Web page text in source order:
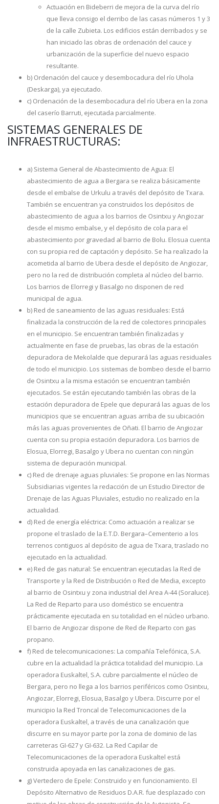
Actuación en Bideberri de mejora de la curva del río
que lleva consigo el derribo de las casas números 1 y 3
de la calle Zubieta. Los edificios están derribados y se
han iniciado las obras de ordenación del cauce y
urbanización de la superficie del nuevo espacio
resultante.
b) Ordenación del cauce y desembocadura del río Uhola
(Deskarga), ya ejecutado.
c) Ordenación de la desembocadura del río Ubera en la zona
del caserío Barruti, ejecutada parcialmente.
SISTEMAS GENERALES DE
INFRAESTRUCTURAS:
a) Sistema General de Abastecimiento de Agua: El
abastecimiento de agua a Bergara se realiza básicamente
desde el embalse de Urkulu a través del depósito de Txara.
También se encuentran ya construidos los depósitos de
abastecimiento de agua a los barrios de Osintxu y Angiozar
desde el mismo embalse, y el depósito de cola para el
abastecimiento por gravedad al barrio de Bolu. Elosua cuenta
con su propia red de captación y depósito. Se ha realizado la
acometida al barrio de Ubera desde el depósito de Angiozar,
pero no la red de distribución completa al núcleo del barrio.
Los barrios de Elorregi y Basalgo no disponen de red
municipal de agua.
b) Red de saneamiento de las aguas residuales: Está
finalizada la construcción de la red de colectores principales
en el municipio. Se encuentran también finalizadas y
actualmente en fase de pruebas, las obras de la estación
depuradora de Mekolalde que depurará las aguas residuales
de todo el municipio. Los sistemas de bombeo desde el barrio
de Osintxu a la misma estación se encuentran también
ejecutados. Se están ejecutando también las obras de la
estación depuradora de Epele que depurará las aguas de los
municipios que se encuentran aguas arriba de su ubicación
más las aguas provenientes de Oñati. El barrio de Angiozar
cuenta con su propia estación depuradora. Los barrios de
Elosua, Elorregi, Basalgo y Ubera no cuentan con ningún
sistema de depuración municipal.
c) Red de drenaje aguas pluviales: Se propone en las Normas
Subsidiarias vigentes la redacción de un Estudio Director de
Drenaje de las Aguas Pluviales, estudio no realizado en la
actualidad.
d) Red de energía eléctrica: Como actuación a realizar se
propone el traslado de la E.T.D. Bergara–Cementerio a los
terrenos contiguos al depósito de agua de Txara, traslado no
ejecutado en la actualidad.
e) Red de gas natural: Se encuentran ejecutadas la Red de
Transporte y la Red de Distribución o Red de Media, excepto
al barrio de Osintxu y zona industrial del Area A-44 (Soraluce).
La Red de Reparto para uso doméstico se encuentra
prácticamente ejecutada en su totalidad en el núcleo urbano.
El barrio de Angiozar dispone de Red de Reparto con gas
propano.
f) Red de telecomunicaciones: La compañía Telefónica, S.A.
cubre en la actualidad la práctica totalidad del municipio. La
operadora Euskaltel, S.A. cubre parcialmente el núcleo de
Bergara, pero no llega a los barrios periféricos como Osintxu,
Angiozar, Elorregi, Elosua, Basalgo y Ubera. Discurre por el
municipio la Red Troncal de Telecomunicaciones de la
operadora Euskaltel, a través de una canalización que
discurre en su mayor parte por la zona de dominio de las
carreteras GI-627 y GI-632. La Red Capilar de
Telecomunicaciones de la operadora Euskaltel está
construida apoyada en las canalizaciones de gas.
g) Vertedero de Epele: Construido y en funcionamiento. El
Depósito Alternativo de Residuos D.A.R. fue desplazado con